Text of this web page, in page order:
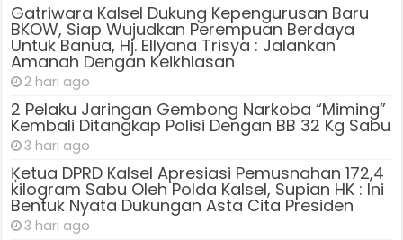
Gatriwara Kalsel Dukung Kepengurusan Baru
BKOW, Siap Wujudkan Perempuan Berdaya
Untuk Banua, Hj. Ellyana Trisya : Jalankan
Amanah Dengan Keikhlasan
2 hari ago
2 Pelaku Jaringan Gembong Narkoba “Miming”
Kembali Ditangkap Polisi Dengan BB 32 Kg Sabu
3 hari ago
Ķetua DPRD Kalsel Apresiasi Pemusnahan 172,4
kilogram Sabu Oleh Polda Kalsel, Supian HK : Ini
Bentuk Nyata Dukungan Asta Cita Presiden
3 hari ago